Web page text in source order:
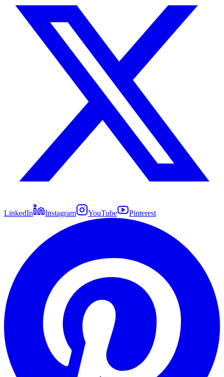
LinkedIn Instagram YouTube Pinterest